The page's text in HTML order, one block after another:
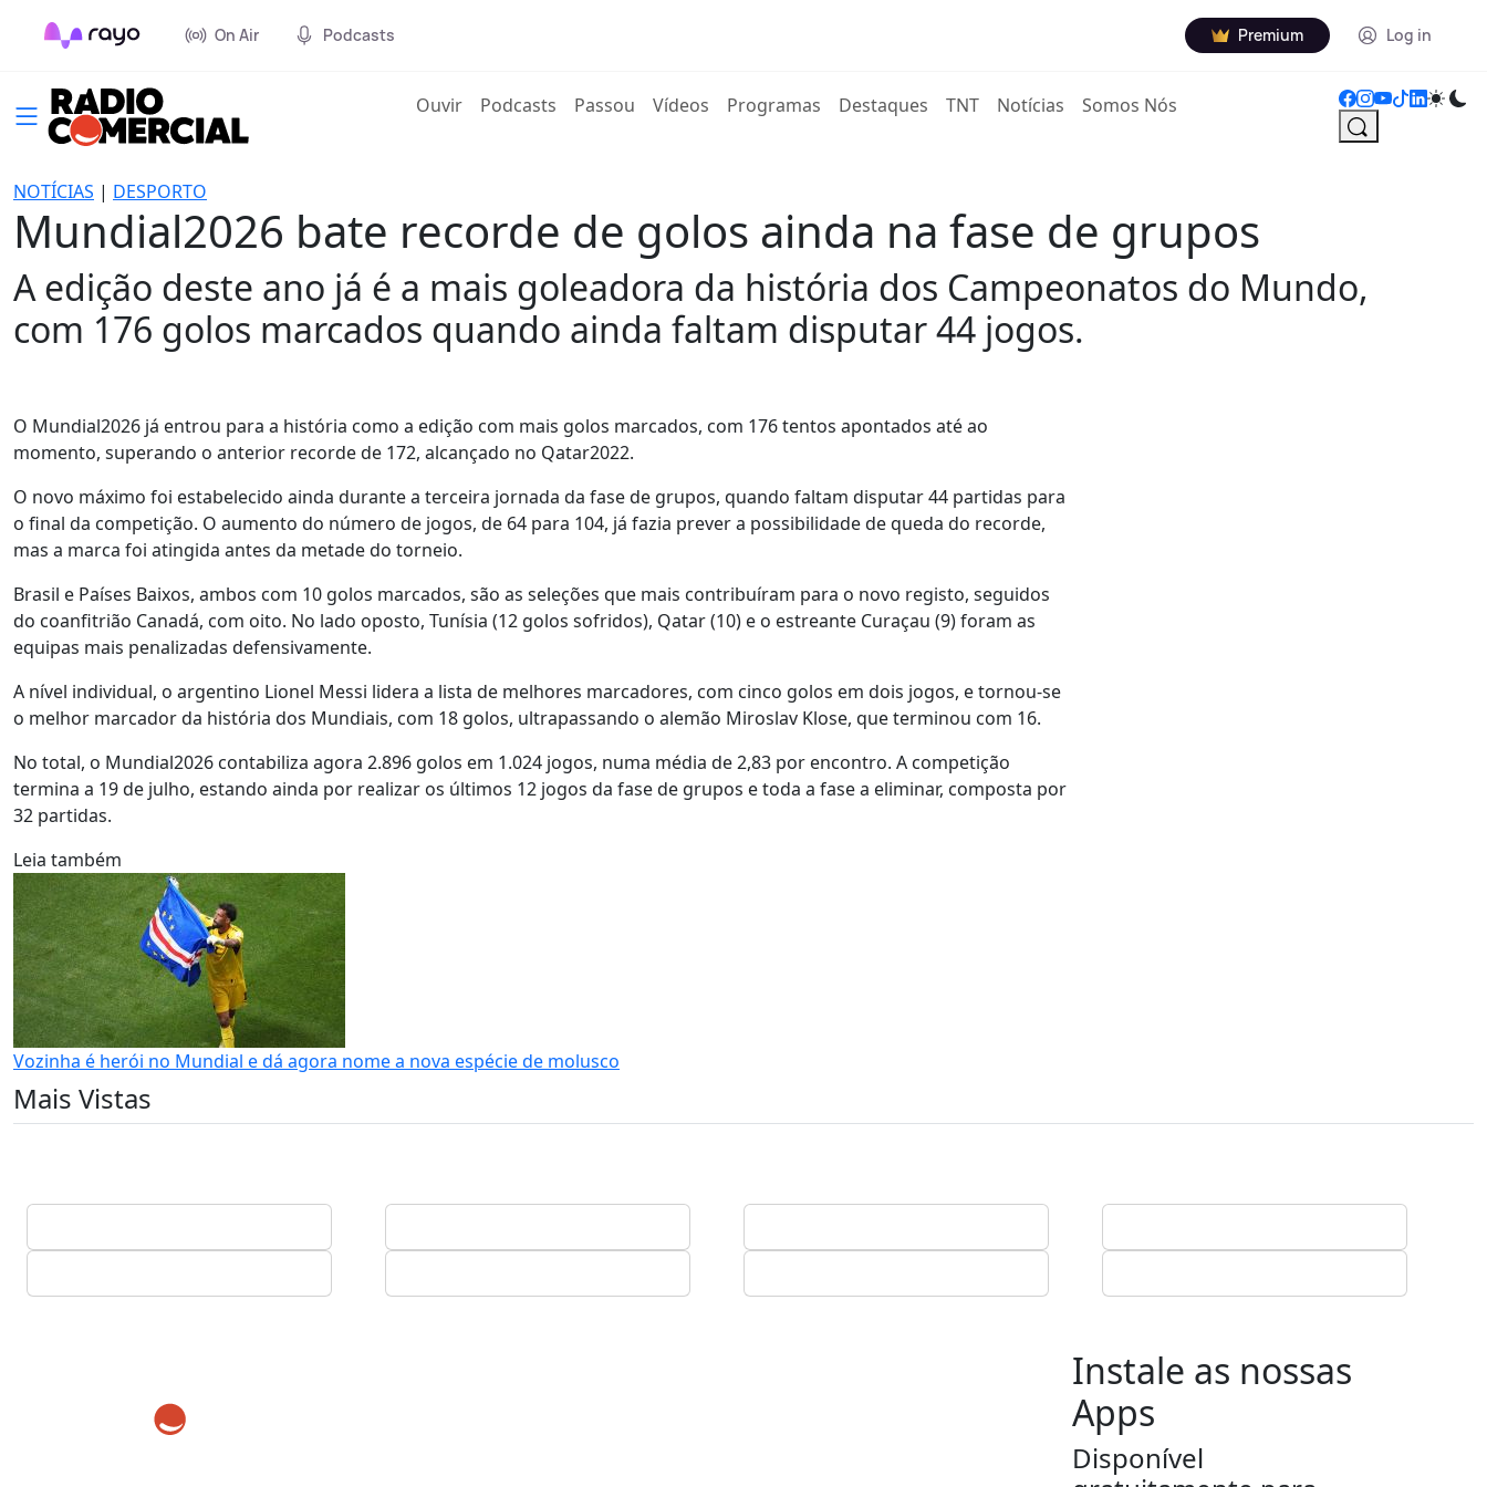
On Air Podcasts Premium Log in
Ouvir(current)
Podcasts Passou Vídeos Programas Destaques TNT Notícias Somos Nós
NOTÍCIAS | DESPORTO
Mundial2026 bate recorde de golos ainda na fase de grupos
A edição deste ano já é a mais goleadora da história dos Campeonatos do Mundo,
com 176 golos marcados quando ainda faltam disputar 44 jogos.
O Mundial2026 já entrou para a história como a edição com mais golos marcados, com 176 tentos apontados até ao
momento, superando o anterior recorde de 172, alcançado no Qatar2022.
O novo máximo foi estabelecido ainda durante a terceira jornada da fase de grupos, quando faltam disputar 44 partidas para
o final da competição. O aumento do número de jogos, de 64 para 104, já fazia prever a possibilidade de queda do recorde,
mas a marca foi atingida antes da metade do torneio.
Brasil e Países Baixos, ambos com 10 golos marcados, são as seleções que mais contribuíram para o novo registo, seguidos
do coanfitrião Canadá, com oito. No lado oposto, Tunísia (12 golos sofridos), Qatar (10) e o estreante Curaçau (9) foram as
equipas mais penalizadas defensivamente.
A nível individual, o argentino Lionel Messi lidera a lista de melhores marcadores, com cinco golos em dois jogos, e tornou-se
o melhor marcador da história dos Mundiais, com 18 golos, ultrapassando o alemão Miroslav Klose, que terminou com 16.
No total, o Mundial2026 contabiliza agora 2.896 golos em 1.024 jogos, numa média de 2,83 por encontro. A competição
termina a 19 de julho, estando ainda por realizar os últimos 12 jogos da fase de grupos e toda a fase a eliminar, composta por
32 partidas.
Leia também
Vozinha é herói no Mundial e dá agora nome a nova espécie de molusco
Mais Vistas
Instale as nossas
Apps
Disponível